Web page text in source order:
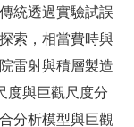
統透過實驗試誤
索，相當費時與
雷射與積層製造
度與巨觀尺度分
分析模型與巨觀